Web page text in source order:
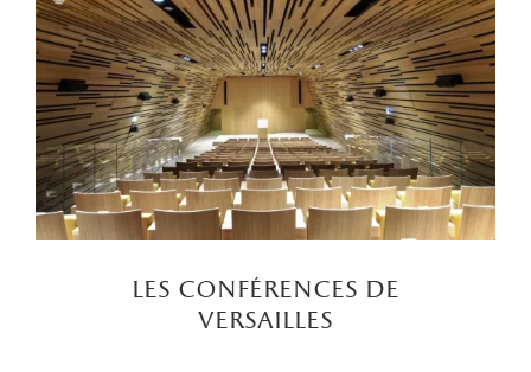
les conférences de
versailles